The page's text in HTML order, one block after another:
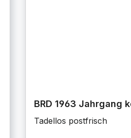
BRD 1963 Jahrgang
Tadellos postfrisch